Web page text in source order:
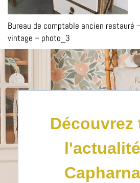
Bureau de comptable ancien restauré
vintage – photo_3